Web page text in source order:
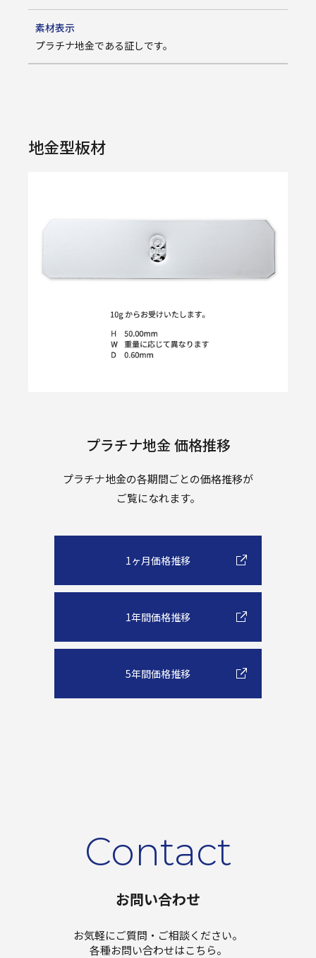
素材表示
プラチナ地金である証しです。
地金型板材
プラチナ地金 価格推移
プラチナ地金の各期間ごとの価格推移が
ご覧になれます。
1ヶ月価格推移
1年間価格推移
5年間価格推移
Contact
お問い合わせ
お気軽にご質問・ご相談ください。
各種お問い合わせはこちら。